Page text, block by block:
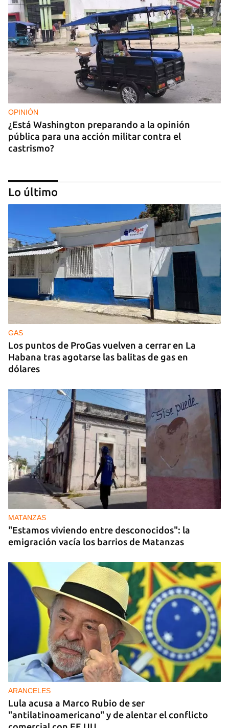
OPINIÓN
¿Está Washington preparando a la opinión
pública para una acción militar contra el
castrismo?
CAJÓN DE SASTRE
Entre espinas nacen flores
Lo último
GAS
Los puntos de ProGas vuelven a cerrar en La
Habana tras agotarse las balitas de gas en
dólares
MATANZAS
"Estamos viviendo entre desconocidos": la
emigración vacía los barrios de Matanzas
ARANCELES
Lula acusa a Marco Rubio de ser
"antilatinoamericano" y de alentar el conflicto